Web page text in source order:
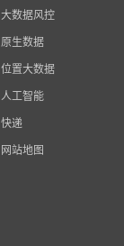
大数据风控
原生数据
位置大数据
人工智能
快递
网站地图